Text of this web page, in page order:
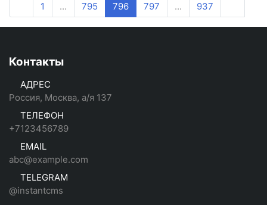
1 ... 795 796 797 ... 937
Контакты
АДРЕС
Россия, Москва, а/я 137
ТЕЛЕФОН
+7123456789
EMAIL
abc@example.com
TELEGRAM
@instantcms